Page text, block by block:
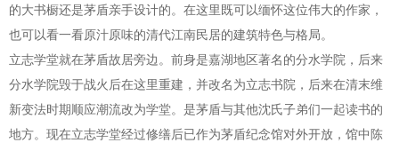
的大书橱还是茅盾亲手设计的。在这里既可以缅怀这位伟大的作家，
也可以看一看原汁原味的清代江南民居的建筑特色与格局。
立志学堂就在茅盾故居旁边。前身是嘉湖地区著名的分水学院，后来
分水学院毁于战火后在这里重建，并改名为立志书院，后来在清末维
新变法时期顺应潮流改为学堂。是茅盾与其他沈氏子弟们一起读书的
地方。现在立志学堂经过修缮后已作为茅盾纪念馆对外开放，馆中陈